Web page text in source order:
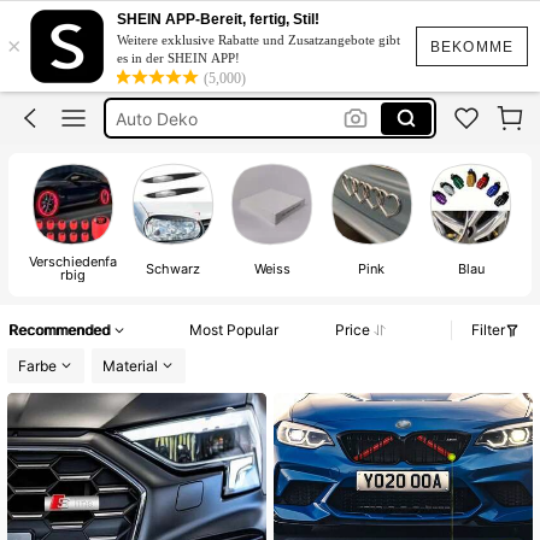
BEKOMME
×
SHEIN APP-Bereit, fertig, Stil!
Weitere exklusive Rabatte und Zusatzangebote gibt
es in der SHEIN APP!
(5,000)
Auto Zubehör
Bmw
Auto Deko
Bmw Zubehör
Audi
Auto Zubehör
Verschiedenfa
rbig Schwarz Weiss Pink Blau
Recommended Most Popular Price
Filter
Farbe
Material